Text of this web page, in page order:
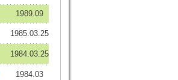
1989.09
1985.03.25
1984.03.25
1984.03